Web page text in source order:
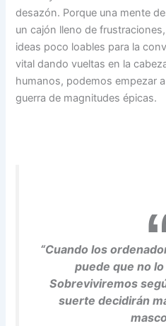
desazón. Porque una mente
un cajón lleno de
ideas poco loables para la
vital dando vueltas en la
humanos, podemos empezar
guerra de magnitudes épicas.
“Cuando los
puede que no
Sobreviviremos
suerte decidirán